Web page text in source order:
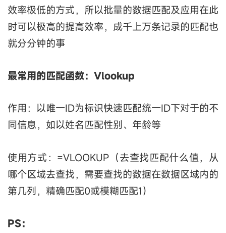
效率极低的方式，所以批量的数据匹配及应用在此
时可以极高的提高效率，成千上万条记录的匹配也
就分分钟的事
最常用的匹配函数：Vlookup
作用：以唯一ID为标识快速匹配统一ID下对于的不
同信息，如以姓名匹配性别、年龄等
使用方式：=VLOOKUP（去查找匹配什么值，从
哪个区域去查找，需要查找的数据在数据区域内的
第几列，精确匹配0或模糊匹配1）
PS：